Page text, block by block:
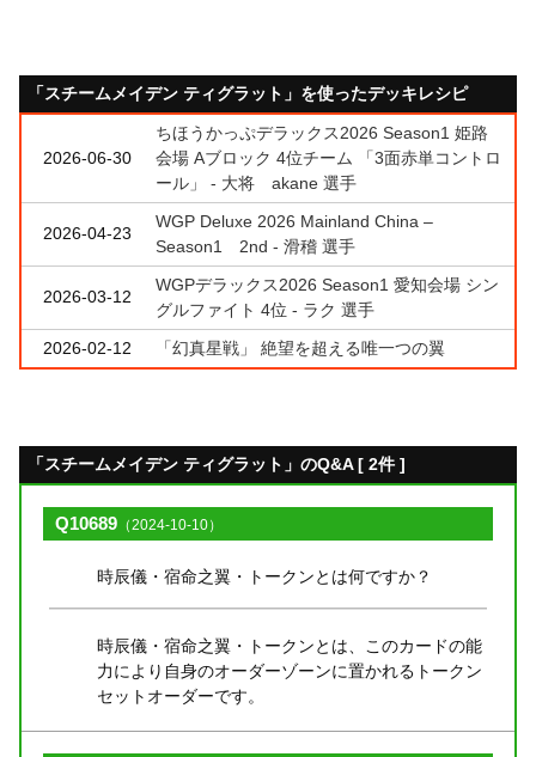
「スチームメイデン ティグラット」を使ったデッキレシピ
2026-06-30
ちほうかっぷデラックス2026 Season1 姫路
会場 Aブロック 4位チーム 「3面赤単コントロ
ール」 - 大将 akane 選手
2026-04-23
WGP Deluxe 2026 Mainland China –
Season1 2nd - 滑稽 選手
2026-03-12
WGPデラックス2026 Season1 愛知会場 シン
グルファイト 4位 - ラク 選手
2026-02-12
「幻真星戦」 絶望を超える唯一つの翼
「スチームメイデン ティグラット」のQ&A [ 2件 ]
Q10689 （2024-10-10）
時辰儀・宿命之翼・トークンとは何ですか？
時辰儀・宿命之翼・トークンとは、このカードの能
力により自身のオーダーゾーンに置かれるトークン
セットオーダーです。